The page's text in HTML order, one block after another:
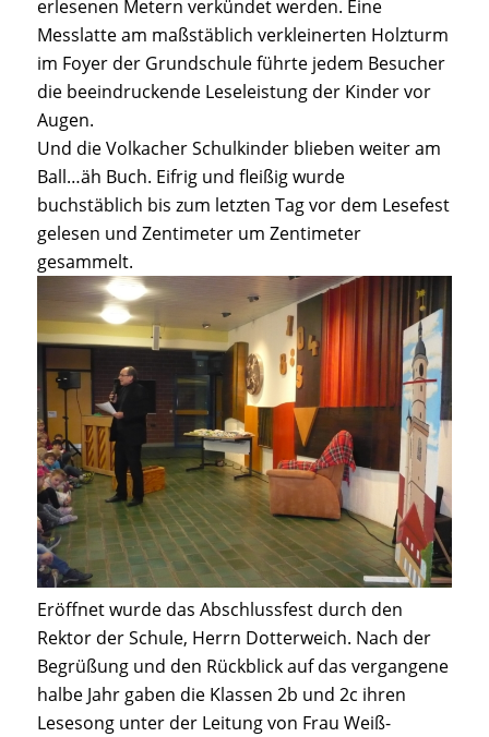
erlesenen Metern verkündet werden. Eine
Messlatte am maßstäblich verkleinerten Holzturm
im Foyer der Grundschule führte jedem Besucher
die beeindruckende Leseleistung der Kinder vor
Augen.
Und die Volkacher Schulkinder blieben weiter am
Ball…äh Buch. Eifrig und fleißig wurde
buchstäblich bis zum letzten Tag vor dem Lesefest
gelesen und Zentimeter um Zentimeter
gesammelt.
Eröffnet wurde das Abschlussfest durch den
Rektor der Schule, Herrn Dotterweich. Nach der
Begrüßung und den Rückblick auf das vergangene
halbe Jahr gaben die Klassen 2b und 2c ihren
Lesesong unter der Leitung von Frau Weiß-